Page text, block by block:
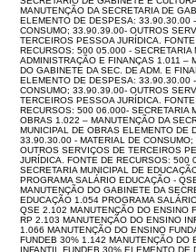
MANUTENÇÃO DA SECRETARIA DE
ELEMENTO DE DESPESA: 33.90.30.00
CONSUMO; 33.90.39.00- OUTROS
TERCEIROS PESSOA JURÍDICA. FONTE
RECURSOS: 500 05.000 - SECRETARIA
ADMINISTRAÇÃO E FINANÇAS 1.011 –
DO GABINETE DA SEC. DE ADM. E
ELEMENTO DE DESPESA: 33.90.30.00
CONSUMO; 33.90.39.00- OUTROS
TERCEIROS PESSOA JURÍDICA. FONTE
RECURSOS: 500 06.000- SECRETARIA
OBRAS 1.022 – MANUTENÇÃO DA
MUNICIPAL DE OBRAS ELEMENTO DE
33.90.30.00 - MATERIAL DE
OUTROS SERVIÇOS DE TERCEIROS
JURÍDICA. FONTE DE RECURSOS: 500
SECRETARIA MUNICIPAL DE
PROGRAMA SALÁRIO EDUCAÇÃO -
MANUTENÇÃO DO GABINETE DA
EDUCAÇÃO 1.054 PROGRAMA
QSE 2.102 MANUTENÇÃO DO ENSINO
RP 2.103 MANUTENÇÃO DO ENSINO
1.066 MANUTENÇÃO DO ENSINO
FUNDEB 30% 1.142 MANUTENÇÃO DO
INFANTIL FUNDEB 30% ELEMENTO DE